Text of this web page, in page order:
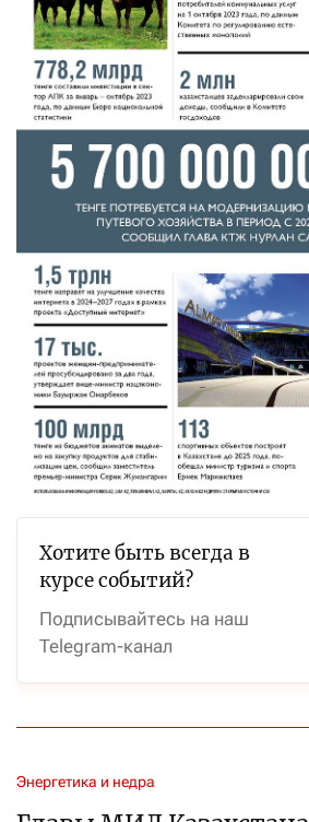
Хотите быть всегда в
курсе событий?
Подписывайтесь на наш
Telegram-канал
Энергетика и недра